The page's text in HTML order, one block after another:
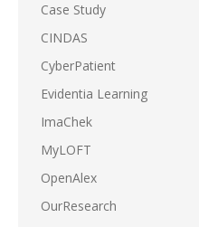
Case Study
CINDAS
CyberPatient
Evidentia Learning
ImaChek
MyLOFT
OpenAlex
OurResearch